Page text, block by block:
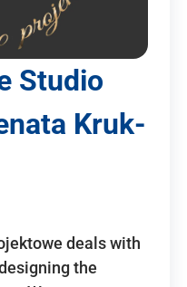
Studio
Kruk-
deals with
the